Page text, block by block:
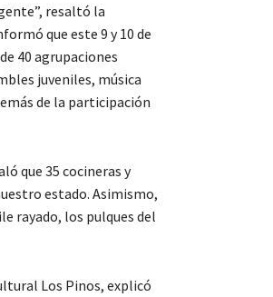
resaltó la
que este 9 y 10 de
40 agrupaciones
juveniles, música
de la participación
que 35 cocineras y
estado. Asimismo,
rayado, los pulques del
Los Pinos, explicó